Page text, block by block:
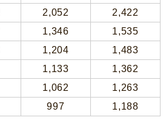
2,052
2,422
1,346
1,535
1,204
1,483
1,133
1,362
1,062
1,263
997 1,188